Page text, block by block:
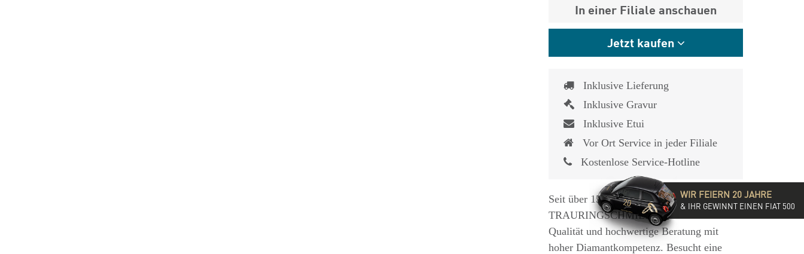
In einer Filiale anschauen
Jetzt kaufen
Inklusive Lieferung
Inklusive Gravur
Inklusive Etui
Vor Ort Service in jeder Filiale
Kostenlose Service-Hotline
Seit über 15 Jahren steht die
TRAURINGSCHMIEDE für exzellente
Qualität und hochwertige Beratung mit
hoher Diamantkompetenz. Besucht eine
WIR FEIERN 20 JAHRE
& IHR GEWINNT EINEN FIAT 500